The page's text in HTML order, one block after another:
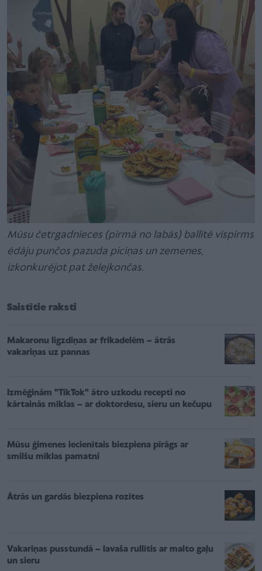
Mūsu četrgadnieces (pirmā no labās) ballītē vispirms
ēdāju punčos pazuda piciņas un zemenes,
izkonkurējot pat želejkončas.
Saistītie raksti
Makaronu ligzdiņas ar frikadelēm – ātrās
vakariņas uz pannas
Izmēģinām "TikTok" ātro uzkodu recepti no
kārtainās mīklas – ar doktordesu, sieru un kečupu
Mūsu ģimenes iecienītais biezpiena pīrāgs ar
smilšu mīklas pamatni
Ātrās un gardās biezpiena rozītes
Vakariņas pusstundā – lavaša rullītis ar malto gaļu
un sieru